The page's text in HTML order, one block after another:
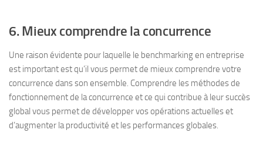
6. Mieux comprendre la concurrence
Une raison évidente pour laquelle le benchmarking en entreprise
est important est qu’il vous permet de mieux comprendre votre
concurrence dans son ensemble. Comprendre les méthodes de
fonctionnement de la concurrence et ce qui contribue à leur succès
global vous permet de développer vos opérations actuelles et
d’augmenter la productivité et les performances globales.